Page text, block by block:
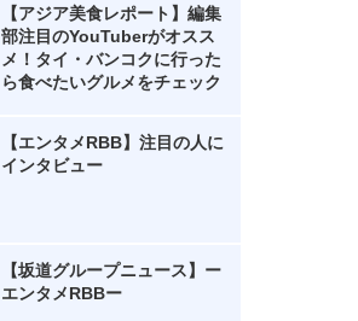
【アジア美食レポート】編集
部注目のYouTuberがオスス
メ！タイ・バンコクに行った
ら食べたいグルメをチェック
【エンタメRBB】注目の人に
インタビュー
【坂道グループニュース】ー
エンタメRBBー